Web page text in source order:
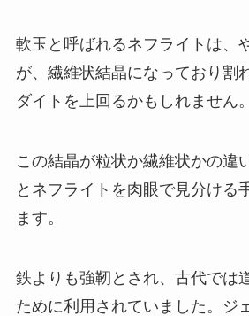
軟玉と呼ばれるネフライトは、
が、繊維状結晶になっており割
ダイトを上回るかもしれません。
この結晶が粒状か繊維状かの違
とネフライトを肉眼で見分ける
ます。
鉄よりも強靭とされ、古代では
ために利用されていました。ジ